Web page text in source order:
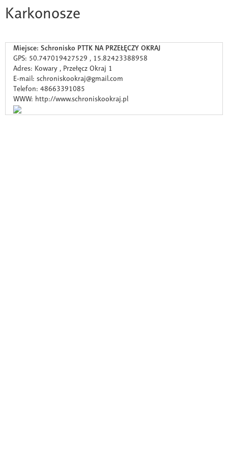
Karkonosze
Miejsce: Schronisko PTTK NA PRZEŁĘCZY OKRAJ
GPS: 50.747019427529 , 15.82423388958
Adres: Kowary , Przełęcz Okraj 1
E-mail: schroniskookraj@gmail.com
Telefon: 48663391085
WWW: http://www.schroniskookraj.pl